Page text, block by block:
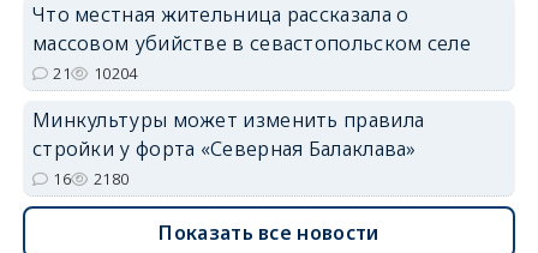
Что местная жительница рассказала о
массовом убийстве в севастопольском селе
21 10204
Минкультуры может изменить правила
стройки у форта «Северная Балаклава»
16 2180
Показать все новости